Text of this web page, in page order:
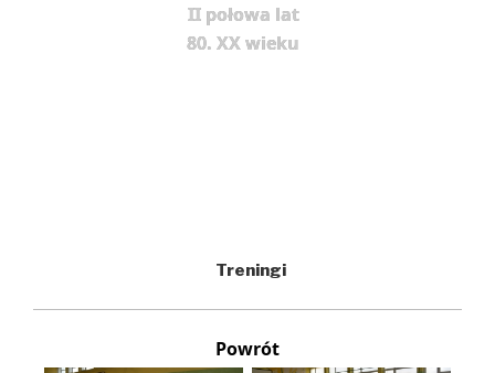
II połowa lat
80. XX wieku
Treningi
Powrót